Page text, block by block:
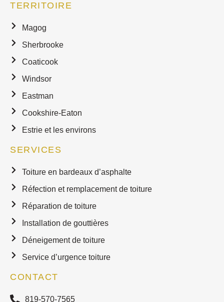
TERRITOIRE
Magog
Sherbrooke
Coaticook
Windsor
Eastman
Cookshire-Eaton
Estrie et les environs
SERVICES
Toiture en bardeaux d’asphalte
Réfection et remplacement de toiture
Réparation de toiture
Installation de gouttières
Déneigement de toiture
Service d’urgence toiture
CONTACT
819-570-7565